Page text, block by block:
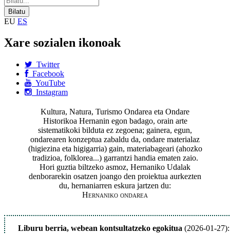
EU ES
Xare sozialen ikonoak
Twitter
Facebook
YouTube
Instagram
Kultura, Natura, Turismo Ondarea eta Ondare
Historikoa Hernanin egon badago, orain arte
sistematikoki bilduta ez zegoena; gainera, egun,
ondarearen konzeptua zabaldu da, ondare materialaz
(higiezina eta higigarria) gain, materiabageari (ahozko
tradizioa, folklorea...) garrantzi handia ematen zaio.
Hori guztia biltzeko asmoz, Hernaniko Udalak
denborarekin osatzen joango den proiektua aurkezten
du, hernaniarren eskura jartzen du:
Hernaniko ondarea
Liburu berria, webean kontsultatzeko egokitua (2026-01-27):